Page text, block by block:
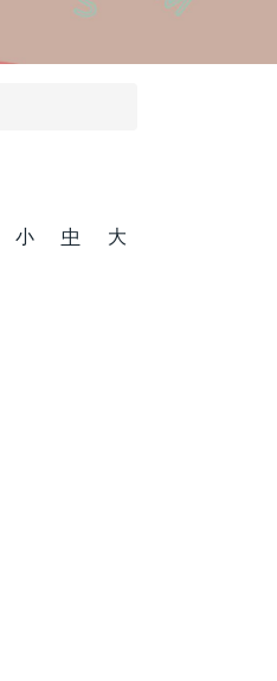
小 中 大